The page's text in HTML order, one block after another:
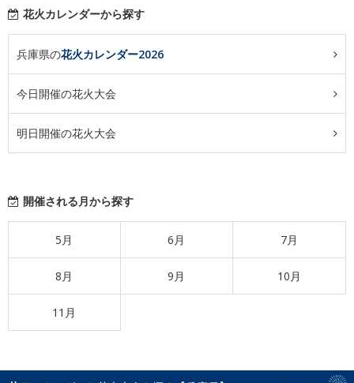
花火カレンダーから探す
兵庫県の花火カレンダー2026
今日開催の花火大会
明日開催の花火大会
開催される月から探す
5月 6月 7月
8月 9月 10月
11月